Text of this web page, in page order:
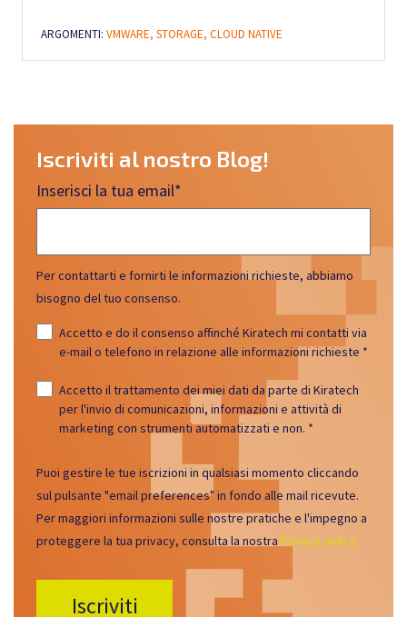
ARGOMENTI: VMWARE, STORAGE, CLOUD NATIVE
Iscriviti al nostro Blog!
Inserisci la tua email*
Per contattarti e fornirti le informazioni richieste, abbiamo
bisogno del tuo consenso.
Accetto e do il consenso affinché Kiratech mi contatti via
e-mail o telefono in relazione alle informazioni richieste *
Accetto il trattamento dei miei dati da parte di Kiratech
per l'invio di comunicazioni, informazioni e attività di
marketing con strumenti automatizzati e non. *
Puoi gestire le tue iscrizioni in qualsiasi momento cliccando
sul pulsante "email preferences" in fondo alle mail ricevute.
Per maggiori informazioni sulle nostre pratiche e l'impegno a
proteggere la tua privacy, consulta la nostra Privacy policy.